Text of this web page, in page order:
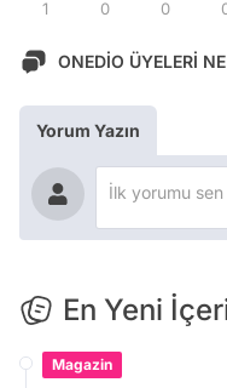
1 0 0
ONEDİO ÜYELERİ
Yorum Yazın
En Yeni
Magazin